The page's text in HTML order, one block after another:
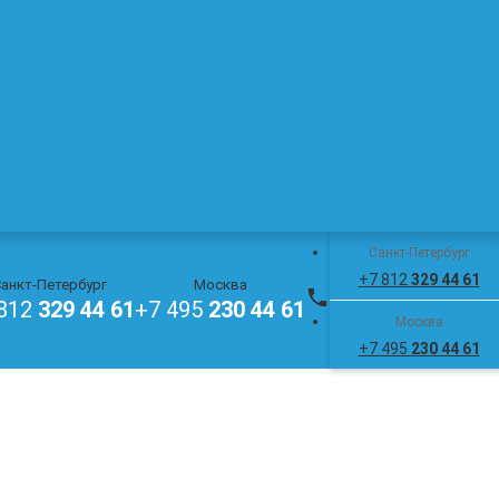
Петербург
329 44 61
Москва
+7 495 230 44 61
Санкт-Петербург
+7 812 329 44 61
Москва
+7 495 230 44 61